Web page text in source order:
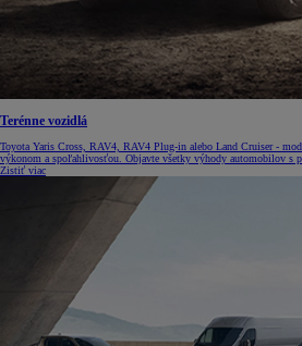
Terénne vozidlá
Toyota Yaris Cross, RAV4, RAV4 Plug-in alebo Land Cruiser -
výkonom a spoľahlivosťou. Objavte všetky výhody automobilov s
Zistiť viac